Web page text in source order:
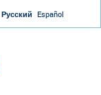
Русский Español